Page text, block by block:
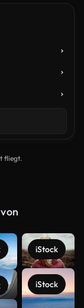
fliegt.
iStock
iStock